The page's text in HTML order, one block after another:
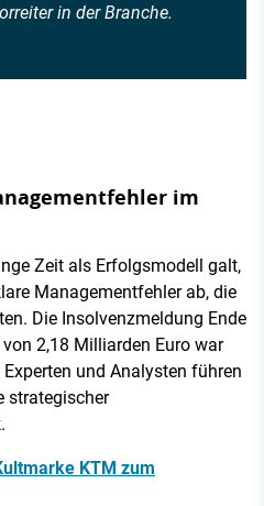
in der Branche.
im
Zeit als Erfolgsmodell galt,
Managementfehler ab, die
Die Insolvenzmeldung Ende
2,18 Milliarden Euro war
und Analysten führen
strategischer
KTM zum